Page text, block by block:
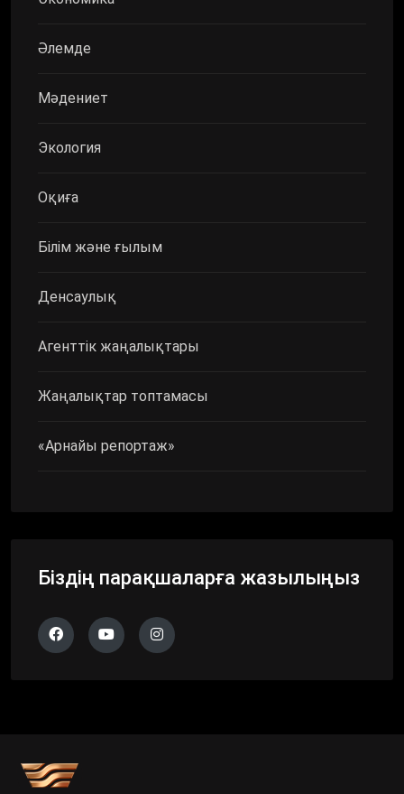
Әлемде
Мәдениет
Экология
Оқиға
Білім және ғылым
Денсаулық
Агенттік жаңалықтары
Жаңалықтар топтамасы
«Арнайы репортаж»
Біздің парақшаларға жазылыңыз